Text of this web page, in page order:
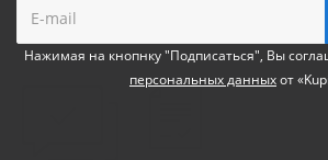
Нажимая на кнопнку "Подписаться", Вы
персональных данныхот